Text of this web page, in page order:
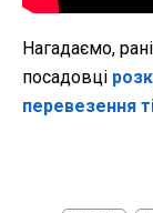
Нагадаємо,
посадовці
перевезення